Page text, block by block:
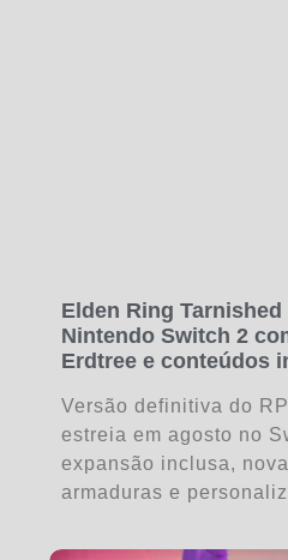
Elden Ring
Nintendo Switch 2
Erdtree e conteúdos
Versão definitiva do
estreia em agosto no
expansão inclusa,
armaduras e